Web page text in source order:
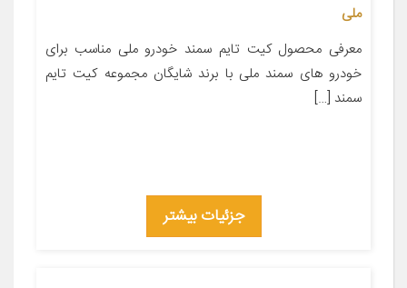
ملی
معرفی محصول کیت تایم سمند خودرو ملی مناسب برای
خودرو های سمند ملی با برند شایگان مجموعه کیت تایم
سمند […]
جزئیات بیشتر